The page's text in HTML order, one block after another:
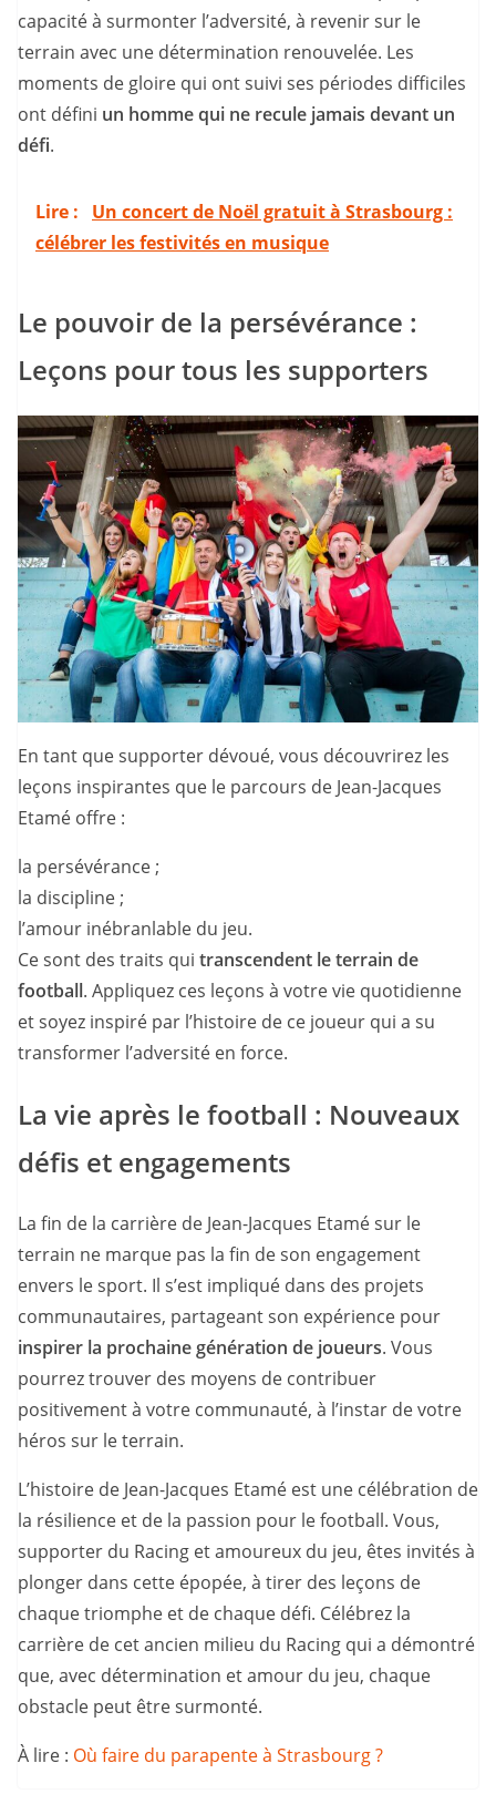
capacité à surmonter l’adversité, à revenir sur le
terrain avec une détermination renouvelée. Les
moments de gloire qui ont suivi ses périodes difficiles
ont défini un homme qui ne recule jamais devant un
défi.
Lire :
Un concert de Noël gratuit à Strasbourg :
célébrer les festivités en musique
Le pouvoir de la persévérance :
Leçons pour tous les supporters
En tant que supporter dévoué, vous découvrirez les
leçons inspirantes que le parcours de Jean-Jacques
Etamé offre :
la persévérance ;
la discipline ;
l’amour inébranlable du jeu.
Ce sont des traits qui transcendent le terrain de
football. Appliquez ces leçons à votre vie quotidienne
et soyez inspiré par l’histoire de ce joueur qui a su
transformer l’adversité en force.
La vie après le football : Nouveaux
défis et engagements
La fin de la carrière de Jean-Jacques Etamé sur le
terrain ne marque pas la fin de son engagement
envers le sport. Il s’est impliqué dans des projets
communautaires, partageant son expérience pour
inspirer la prochaine génération de joueurs. Vous
pourrez trouver des moyens de contribuer
positivement à votre communauté, à l’instar de votre
héros sur le terrain.
L’histoire de Jean-Jacques Etamé est une célébration de
la résilience et de la passion pour le football. Vous,
supporter du Racing et amoureux du jeu, êtes invités à
plonger dans cette épopée, à tirer des leçons de
chaque triomphe et de chaque défi. Célébrez la
carrière de cet ancien milieu du Racing qui a démontré
que, avec détermination et amour du jeu, chaque
obstacle peut être surmonté.
À lire : Où faire du parapente à Strasbourg ?